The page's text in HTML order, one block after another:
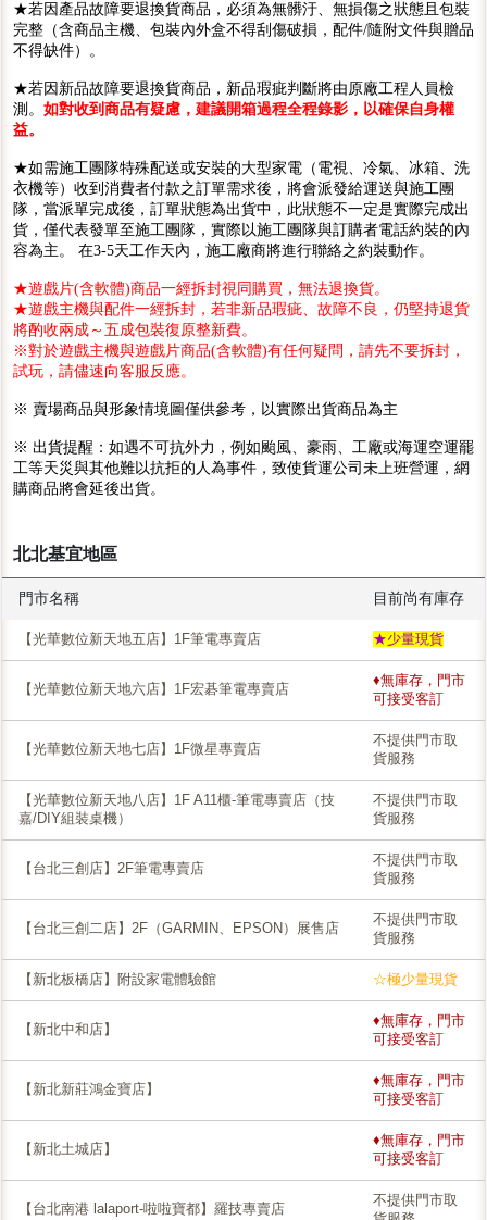
★若因產品故障要退換貨商品，必須為無髒汙、無損傷之狀態且包裝
完整（含商品主機、包裝內外盒不得刮傷破損，配件/隨附文件與贈品
不得缺件）。
★若因新品故障要退換貨商品，新品瑕疵判斷將由原廠工程人員檢
測。 如對收到商品有疑慮，建議開箱過程全程錄影，以確保自身權
益。
★如需施工團隊特殊配送或安裝的大型家電（電視、冷氣、冰箱、洗
衣機等）收到消費者付款之訂單需求後，將會派發給運送與施工團
隊，當派單完成後，訂單狀態為出貨中，此狀態不一定是實際完成出
貨，僅代表發單至施工團隊，實際以施工團隊與訂購者電話約裝的內
容為主。 在3-5天工作天內，施工廠商將進行聯絡之約裝動作。
★遊戲片(含軟體)商品一經拆封視同購買，無法退換貨。
★遊戲主機與配件一經拆封，若非新品瑕疵、故障不良，仍堅持退貨
將酌收兩成～五成包裝復原整新費。
※對於遊戲主機與遊戲片商品(含軟體)有任何疑問，請先不要拆封，
試玩，請儘速向客服反應。
※ 賣場商品與形象情境圖僅供參考，以實際出貨商品為主
※ 出貨提醒：如遇不可抗外力，例如颱風、豪雨、工廠或海運空運罷
工等天災與其他難以抗拒的人為事件，致使貨運公司未上班營運，網
購商品將會延後出貨。
北北基宜地區
門市名稱 目前尚有庫存
【光華數位新天地五店】1F筆電專賣店 ★少量現貨
【光華數位新天地六店】1F宏碁筆電專賣店
♦無庫存，門市
可接受客訂
【光華數位新天地七店】1F微星專賣店
不提供門市取
貨服務
【光華數位新天地八店】1F A11櫃-筆電專賣店（技
嘉/DIY組裝桌機）
不提供門市取
貨服務
【台北三創店】2F筆電專賣店
不提供門市取
貨服務
【台北三創二店】2F（GARMIN、EPSON）展售店
不提供門市取
貨服務
【新北板橋店】附設家電體驗館 ☆極少量現貨
【新北中和店】
♦無庫存，門市
可接受客訂
【新北新莊鴻金寶店】
♦無庫存，門市
可接受客訂
【新北土城店】
♦無庫存，門市
可接受客訂
【台北南港 lalaport-啦啦寶都】羅技專賣店
不提供門市取